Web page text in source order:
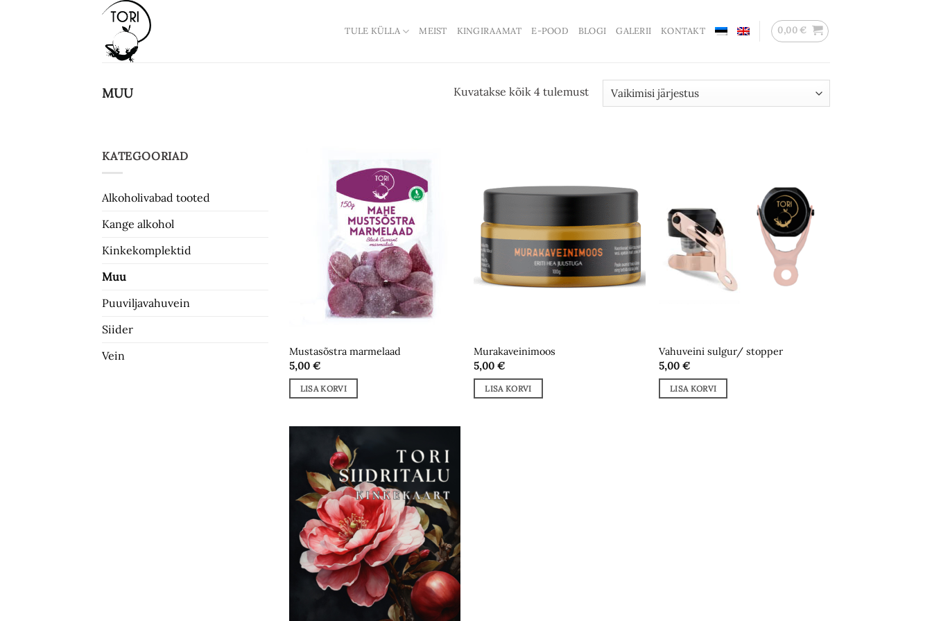
TULE KÜLLA MEIST KINGIRAAMAT E-POOD BLOGI GALERII KONTAKT 0,00€
MUU Kuvatakse kõik 4 tulemust
KATEGOORIAD
Alkoholivabad tooted
Kange alkohol
Kinkekomplektid
Muu
Puuviljavahuvein
Siider
Vein
wishlist
Mustasõstra marmelaad
5,00 €
LISA KORVI
Murakaveinimoos
5,00€
LISA KORVI
Vahuveini sulgur/ stopper
5,00€
LISA KORVI
Add to
wishlist